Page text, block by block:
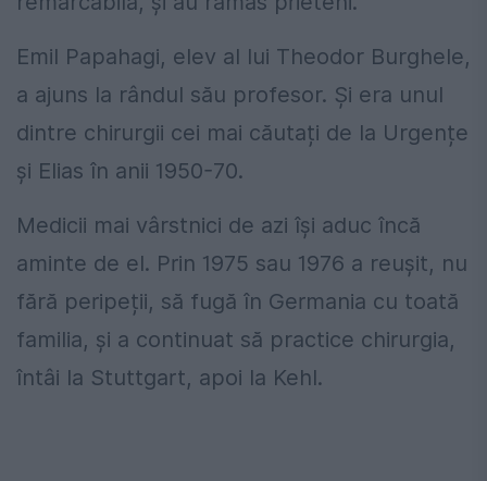
Emil Papahagi, elev al lui Theodor Burghele,
a ajuns la rândul său profesor. Și era unul
dintre chirurgii cei mai căutați de la Urgențe
și Elias în anii 1950-70.
Medicii mai vârstnici de azi își aduc încă
aminte de el. Prin 1975 sau 1976 a reușit, nu
fără peripeții, să fugă în Germania cu toată
familia, și a continuat să practice chirurgia,
întâi la Stuttgart, apoi la Kehl.